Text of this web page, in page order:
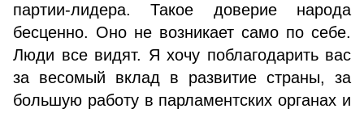
партии-лидера. Такое доверие народа
бесценно. Оно не возникает само по себе.
Люди все видят. Я хочу поблагодарить вас
за весомый вклад в развитие страны, за
большую работу в парламентских органах и